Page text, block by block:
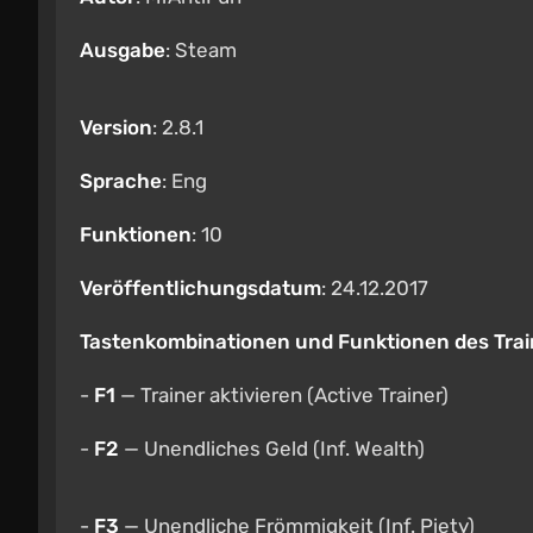
Ausgabe: Steam
Version: 2.8.1
Sprache: Eng
Funktionen: 10
Veröffentlichungsdatum: 24.12.2017
Tastenkombinationen und Funktionen des
- F1 — Trainer aktivieren (Active Trainer)
- F2 — Unendliches Geld (Inf. Wealth)
- F3 — Unendliche Frömmigkeit (Inf. Piety)